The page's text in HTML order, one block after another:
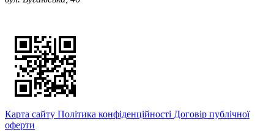
Карта сайту Політика конфіденційності Договір публічної
оферти